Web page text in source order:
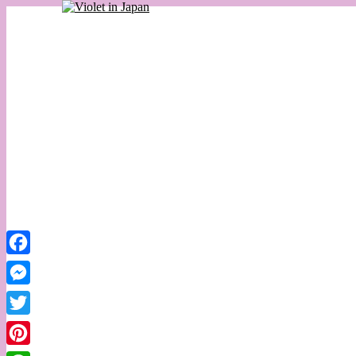
Facebook
Messenger
Twitter